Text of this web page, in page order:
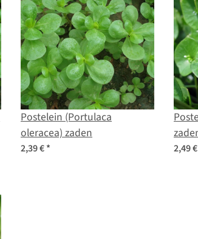
Postelein (Portulaca
oleracea) zaden
2,39 €* 2,49